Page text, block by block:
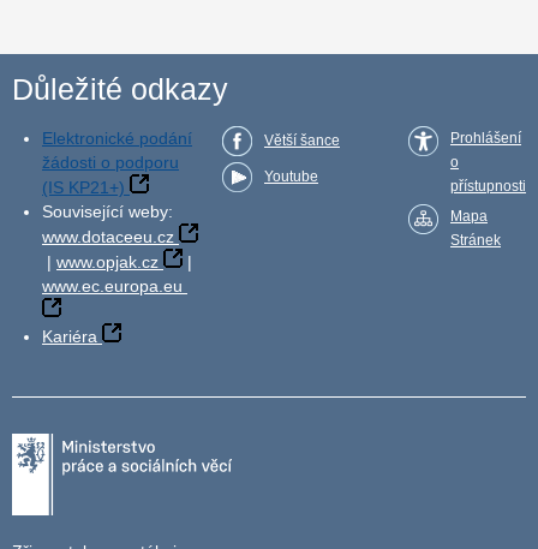
Důležité odkazy
Elektronické podání
žádosti o podporu
(IS KP21+)
Související weby:
www.dotaceeu.cz
| www.opjak.cz
|
www.ec.europa.eu
Kariéra
Větší šance
Youtube
Prohlášení
o
přístupnosti
Mapa
Stránek